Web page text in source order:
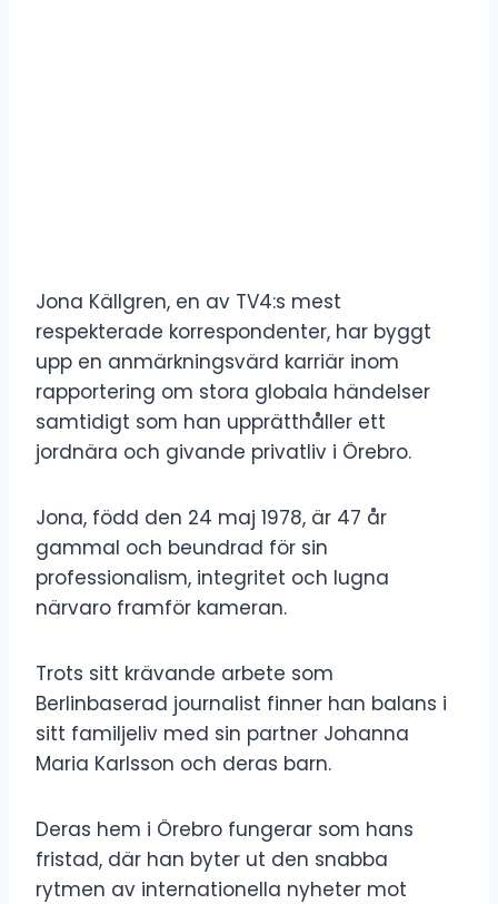
Jona Källgren, en av TV4:s mest
respekterade korrespondenter, har byggt
upp en anmärkningsvärd karriär inom
rapportering om stora globala händelser
samtidigt som han upprätthåller ett
jordnära och givande privatliv i Örebro.
Jona, född den 24 maj 1978, är 47 år
gammal och beundrad för sin
professionalism, integritet och lugna
närvaro framför kameran.
Trots sitt krävande arbete som
Berlinbaserad journalist finner han balans i
sitt familjeliv med sin partner Johanna
Maria Karlsson och deras barn.
Deras hem i Örebro fungerar som hans
fristad, där han byter ut den snabba
rytmen av internationella nyheter mot